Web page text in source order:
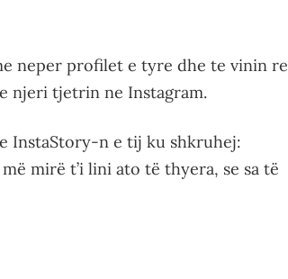
neper profilet e tyre dhe te vinin re
njeri tjetrin ne Instagram.
InstaStory-n e tij ku shkruhej:
mirë t’i lini ato të thyera, se sa të